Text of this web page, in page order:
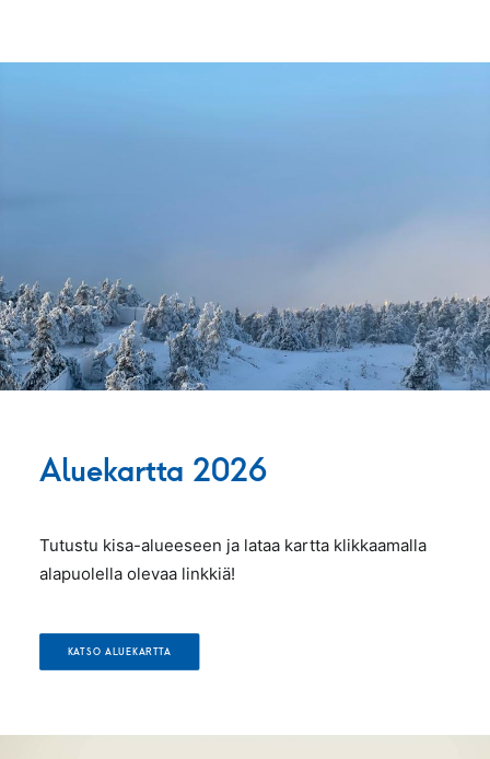
Aluekartta 2026
Tutustu kisa-alueeseen ja lataa kartta klikkaamalla
alapuolella olevaa linkkiä!
KATSO ALUEKARTTA